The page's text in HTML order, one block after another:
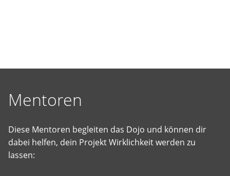
Mentoren
Diese Mentoren begleiten das Dojo und können dir
dabei helfen, dein Projekt Wirklichkeit werden zu
lassen: